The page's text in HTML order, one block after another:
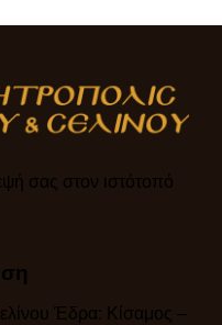
σας στον ιστότοπό
Έδρα: Κίσαμος –